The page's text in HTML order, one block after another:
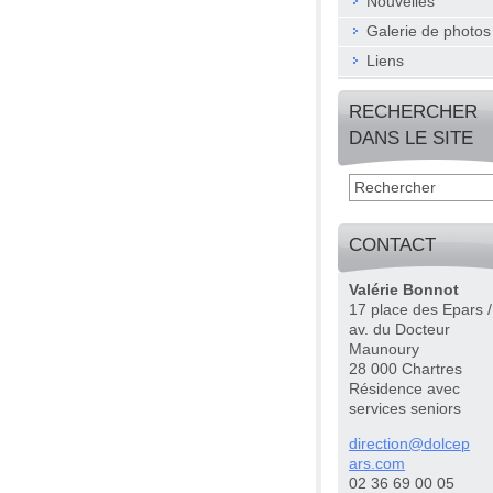
Galerie de photos
Liens
RECHERCHER
DANS LE SITE
CONTACT
Valérie Bonnot
17 place des Epars
av. du Docteur
Maunoury
28 000 Chartres
Résidence avec
services seniors
direction@dolcep
ars.com
02 36 69 00 05